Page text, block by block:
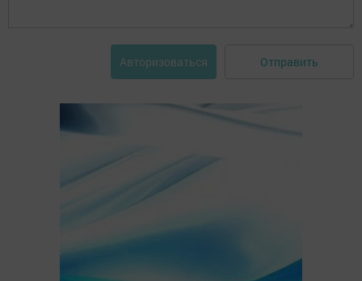
Авторизоваться Отправить